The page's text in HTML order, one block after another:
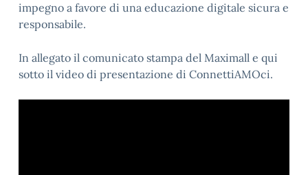
impegno a favore di una educazione digitale sicura e
responsabile.
In allegato il comunicato stampa del Maximall e qui
sotto il video di presentazione di ConnettiAMOci.